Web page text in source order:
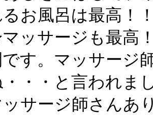
るお風呂は最高！
ッサージも最高
です。マッサージ
・・と言われま
ッサージ師さんあ